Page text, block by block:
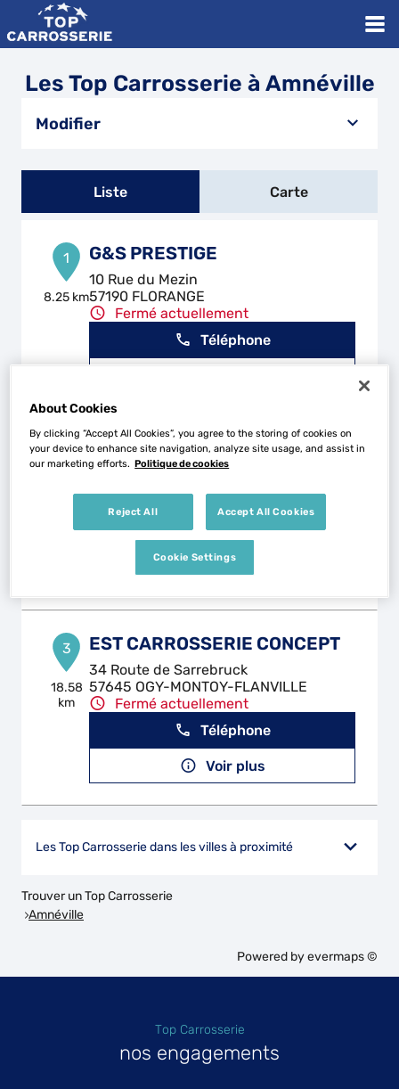
Les Top Carrosserie à Amnéville
Modifier
Liste Carte
1
8.25 km
G&S PRESTIGE
10 Rue du Mezin
57190 FLORANGE
Fermé actuellement
Téléphone
2
12.3 km
ACH AUTO
9 Rue des Balanciers
57100 THIONVILLE
Fermé actuellement
Téléphone
Voir plus
3
18.58
km
EST CARROSSERIE CONCEPT
34 Route de Sarrebruck
57645 OGY-MONTOY-FLANVILLE
Fermé actuellement
Téléphone
Voir plus
Les Top Carrosserie dans les villes à proximité
Trouver un Top Carrosserie
Amnéville
Powered byevermaps ©
Top Carrosserie
nos engagements
About Cookies
By clicking “Accept All Cookies”, you agree to the storing of cookies on
your device to enhance site navigation, analyze site usage, and assist in
our marketing efforts. Politique de cookies
Reject All Accept All Cookies
Cookie Settings